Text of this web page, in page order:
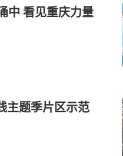
中 看见重庆力量
主题季片区示范